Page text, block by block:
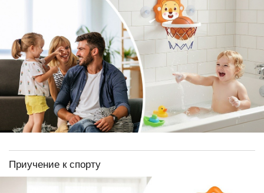
Приучение к спорту